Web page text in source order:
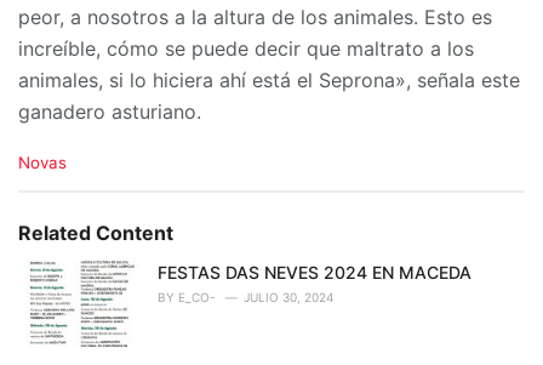
peor, a nosotros a la altura de los animales. Esto es
increíble, cómo se puede decir que maltrato a los
animales, si lo hiciera ahí está el Seprona», señala este
ganadero asturiano.
C
e
Novas
Related Content
FESTAS DAS NEVES 2024 EN MACEDA
BY E_CO- JULIO 30, 2024